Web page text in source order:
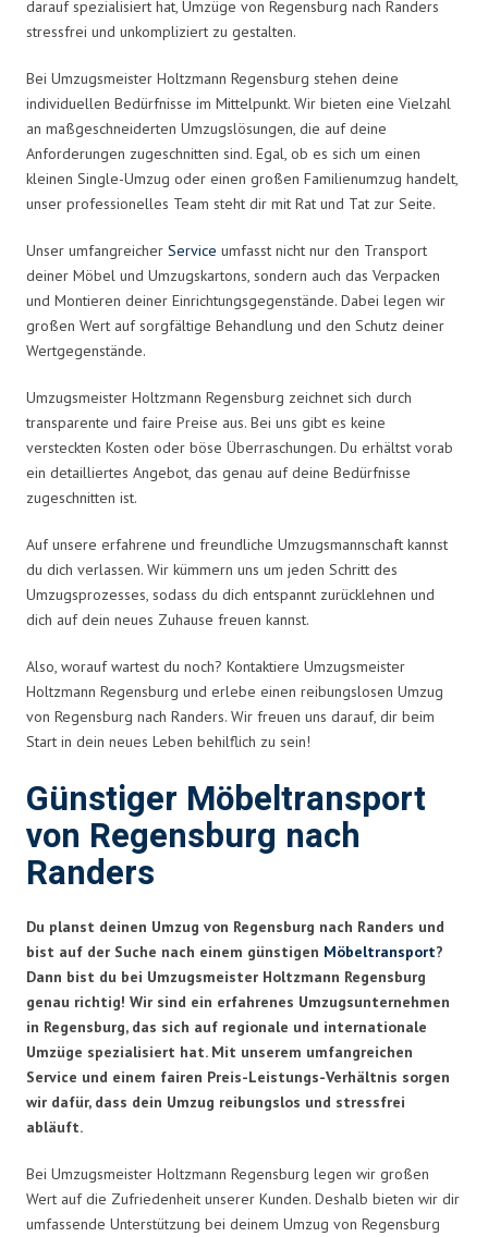
darauf spezialisiert hat, Umzüge von Regensburg nach Randers
stressfrei und unkompliziert zu gestalten.
Bei Umzugsmeister Holtzmann Regensburg stehen deine
individuellen Bedürfnisse im Mittelpunkt. Wir bieten eine Vielzahl
an maßgeschneiderten Umzugslösungen, die auf deine
Anforderungen zugeschnitten sind. Egal, ob es sich um einen
kleinen Single-Umzug oder einen großen Familienumzug handelt,
unser professionelles Team steht dir mit Rat und Tat zur Seite.
Unser umfangreicher Service umfasst nicht nur den Transport
deiner Möbel und Umzugskartons, sondern auch das Verpacken
und Montieren deiner Einrichtungsgegenstände. Dabei legen wir
großen Wert auf sorgfältige Behandlung und den Schutz deiner
Wertgegenstände.
Umzugsmeister Holtzmann Regensburg zeichnet sich durch
transparente und faire Preise aus. Bei uns gibt es keine
versteckten Kosten oder böse Überraschungen. Du erhältst vorab
ein detailliertes Angebot, das genau auf deine Bedürfnisse
zugeschnitten ist.
Auf unsere erfahrene und freundliche Umzugsmannschaft kannst
du dich verlassen. Wir kümmern uns um jeden Schritt des
Umzugsprozesses, sodass du dich entspannt zurücklehnen und
dich auf dein neues Zuhause freuen kannst.
Also, worauf wartest du noch? Kontaktiere Umzugsmeister
Holtzmann Regensburg und erlebe einen reibungslosen Umzug
von Regensburg nach Randers. Wir freuen uns darauf, dir beim
Start in dein neues Leben behilflich zu sein!
Günstiger Möbeltransport
von Regensburg nach
Randers
Du planst deinen Umzug von Regensburg nach Randers und
bist auf der Suche nach einem günstigen Möbeltransport?
Dann bist du bei Umzugsmeister Holtzmann Regensburg
genau richtig! Wir sind ein erfahrenes Umzugsunternehmen
in Regensburg, das sich auf regionale und internationale
Umzüge spezialisiert hat. Mit unserem umfangreichen
Service und einem fairen Preis-Leistungs-Verhältnis sorgen
wir dafür, dass dein Umzug reibungslos und stressfrei
abläuft.
Bei Umzugsmeister Holtzmann Regensburg legen wir großen
Wert auf die Zufriedenheit unserer Kunden. Deshalb bieten wir dir
umfassende Unterstützung bei deinem Umzug von Regensburg